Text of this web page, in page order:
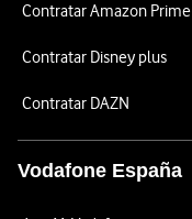
Contratar Amazon Prime
Contratar Disney plus
Contratar DAZN
Vodafone España